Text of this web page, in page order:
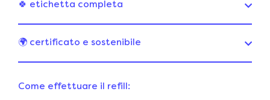
🍀 etichetta completa
🌍 certificato e sostenibile
Come effettuare il refill: